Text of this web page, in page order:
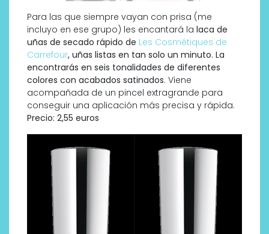
Para las que siempre vayan con prisa (me
incluyo en ese grupo) les encantará la laca de
uñas de secado rápido de Les Cosmétiques de
Carrefour, uñas listas en tan solo un minuto. La
encontrarás en seis tonalidades de diferentes
colores con acabados satinados. Viene
acompañada de un pincel extragrande para
conseguir una aplicación más precisa y rápida.
Precio: 2,55 euros